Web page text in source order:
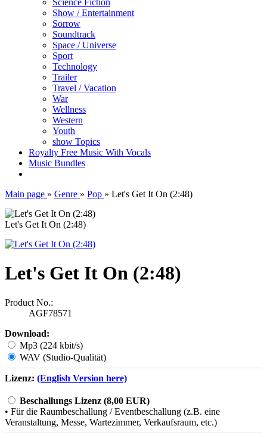
Science Fiction
Show / Entertainment
Sorrow
Soundtrack
Space / Universe
Sport
Technology
Trailer
Travel / Vacation
War
Wellness
Western
Youth
show Topics
Royalty Free Music With Vocals
Music Bundles
Main page » Genre » Pop » Let's Get It On (2:48)
Let's Get It On (2:48)
Let's Get It On (2:48)
Product No.:
AGF78571
Download:
Mp3 (224 kbit/s)
WAV (Studio-Qualität)
Lizenz: (English Version here)
Beschallungs Lizenz (8,00 EUR)
• Für die Raumbeschallung / Eventbeschallung (z.B. eine
Veranstaltung, Messe, Wartezimmer, Verkaufsraum, etc.)